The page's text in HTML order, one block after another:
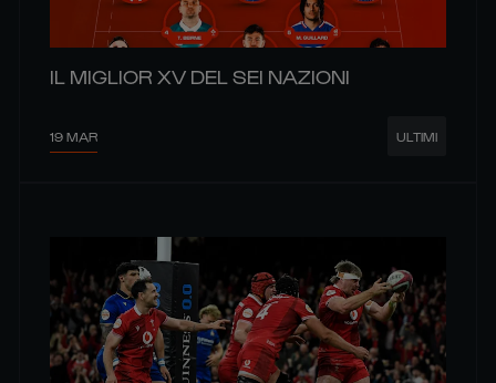
IL MIGLIOR XV DEL SEI NAZIONI
19 MAR ULTIMI